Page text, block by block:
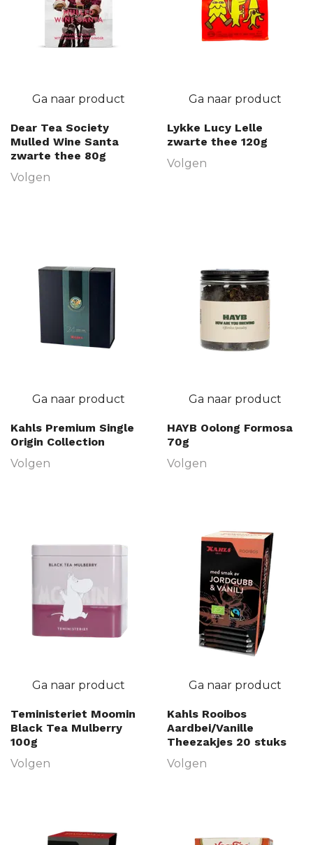
Ga naar product
Dear Tea Society
Mulled Wine Santa
zwarte thee 80g
Volgen
Ga naar product
Lykke Lucy Lelle
zwarte thee 120g
Volgen
Ga naar product
Kahls Premium Single
Origin Collection
Volgen
Ga naar product
HAYB Oolong Formosa
70g
Volgen
Ga naar product
Teministeriet Moomin
Black Tea Mulberry
100g
Volgen
Ga naar product
Kahls Rooibos
Aardbei/Vanille
Theezakjes 20 stuks
Volgen